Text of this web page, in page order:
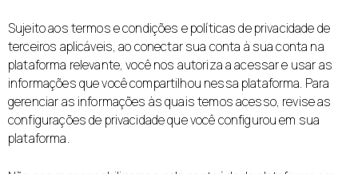
Sujeito aos termos e condições e políticas de privacidade de
terceiros aplicáveis, ao conectar sua conta à sua conta na
plataforma relevante, você nos autoriza a acessar e usar as
informações que você compartilhou nessa plataforma. Para
gerenciar as informações às quais temos acesso, revise as
configurações de privacidade que você configurou em sua
plataforma.